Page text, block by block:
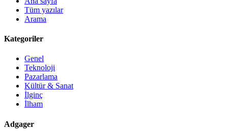
Tüm yazılar
Arama
Kategoriler
Genel
Teknoloji
Pazarlama
Kültür & Sanat
İlginç
İlham
Adgager